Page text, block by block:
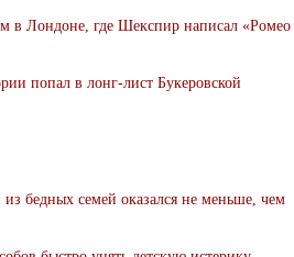
в Лондоне, где Шекспир написал «Ромео
попал в лонг-лист Букеровской
из бедных семей оказался не меньше, чем